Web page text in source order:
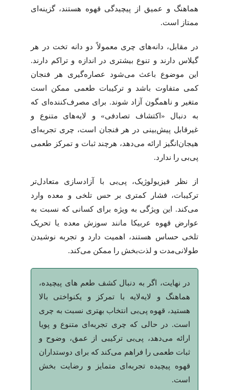
هماهنگ و عمیق از پیچیدگی قهوه هستند، گزینه‌ای
ممتاز است.
در مقابل، دانه‌های چری معمولاً دو دانه تخت در هر
گیلاس دارند و تنوع بیشتری در اندازه و تراکم دارند.
این موضوع باعث می‌شود عصاره‌گیری هر فنجان
کمی متفاوت باشد و ترکیبات طعمی ممکن است
متغیر و ناهمگون آزاد شوند. برای مصرف‌کننده‌ای که
به دنبال «اکتشاف تصادفی» و لایه‌های متنوع و
غیرقابل پیش‌بینی در هر فنجان است، چری تجربه‌ای
هیجان‌انگیز ارائه می‌دهد، هرچند ثبات و تمرکز طعمی
پی‌بی را ندارد.
از نظر فیزیولوژیک، پی‌بی با آزادسازی متعادل‌تر
ترکیبات، فشار کمتری بر حس تلخی و معده وارد
می‌کند. این ویژگی به ویژه برای کسانی که نسبت به
عوارض قهوه عربیکا مانند سوزش معده یا تحریک
تلخی حساس هستند، اهمیت دارد و تجربه نوشیدن
طولانی‌مدت و لذت‌بخش را ممکن می‌کند.
در نهایت، اگر به دنبال کشف طعم های پیچیده،
هماهنگ و لایه‌لایه با تمرکز و یکنواختی بالا
هستید، قهوه پی‌بی انتخاب بهتری نسبت به چری
است. در حالی که چری تجربه‌ای متنوع و پویا
ارائه می‌دهد، پی‌بی ترکیبی از عمق، وضوح و
ثبات طعمی را فراهم می‌کند که برای دوستداران
قهوه پیچیده تجربه‌ای متمایز و رضایت بخش
است.